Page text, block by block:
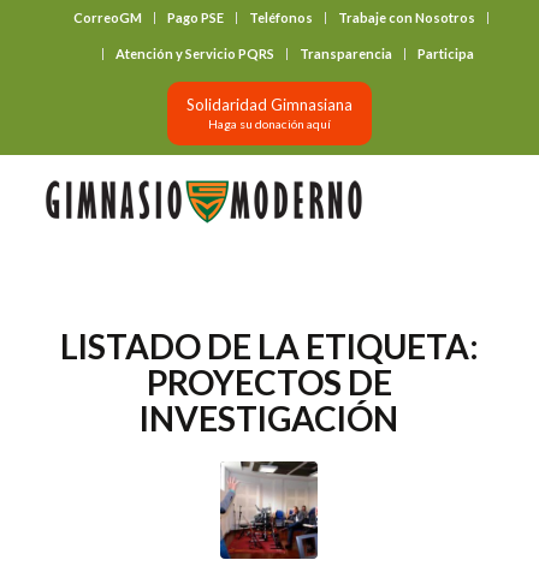
CorreoGM Pago PSE Teléfonos Trabaje con Nosotros
Atención y Servicio PQRS Transparencia Participa
Solidaridad Gimnasiana
Haga su donación aquí
LISTADO DE LA ETIQUETA:
PROYECTOS DE
INVESTIGACIÓN